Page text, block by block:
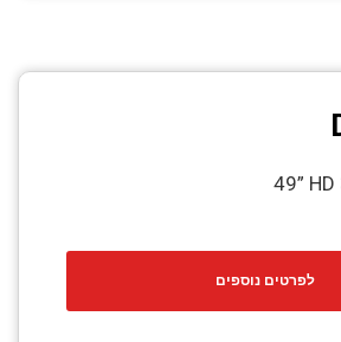
49”
לפרטים נוספים